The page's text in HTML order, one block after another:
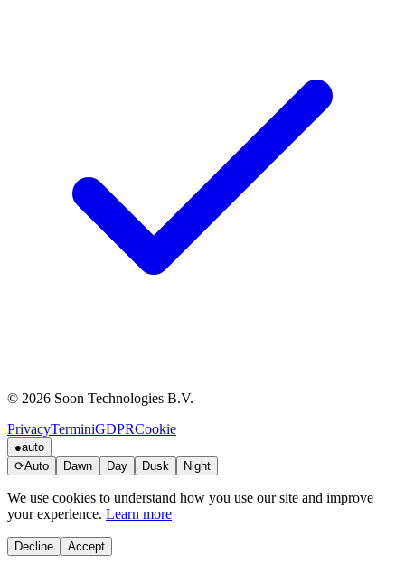
© 2026 Soon Technologies B.V.
PrivacyTerminiGDPRCookie
●auto
⟳Auto Dawn Day Dusk Night
We use cookies to understand how you use our site and improve
your experience. Learn more
Decline Accept